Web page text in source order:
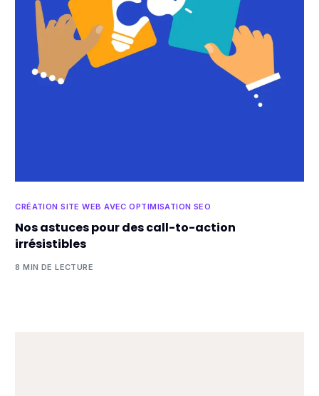
CRÉATION SITE WEB AVEC OPTIMISATION SEO
Nos astuces pour des call-to-action
irrésistibles
8 MIN DE LECTURE